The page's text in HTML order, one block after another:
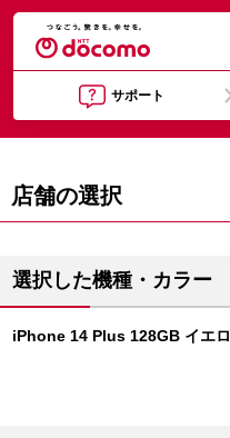
サポート
店舗の選択
選択した機種・カラー
iPhone 14 Plus 128GB イエ